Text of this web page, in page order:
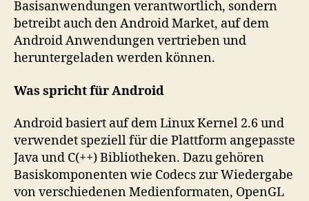
Basisanwendungen verantwortlich, sondern
betreibt auch den Android Market, auf dem
Android Anwendungen vertrieben und
heruntergeladen werden können.
Was spricht für Android
Android basiert auf dem Linux Kernel 2.6 und
verwendet speziell für die Plattform angepasste
Java und C(++) Bibliotheken. Dazu gehören
Basiskomponenten wie Codecs zur Wiedergabe
von verschiedenen Medienformaten, OpenGL